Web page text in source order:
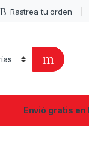
Rastrea tu orden
Envió gratis en